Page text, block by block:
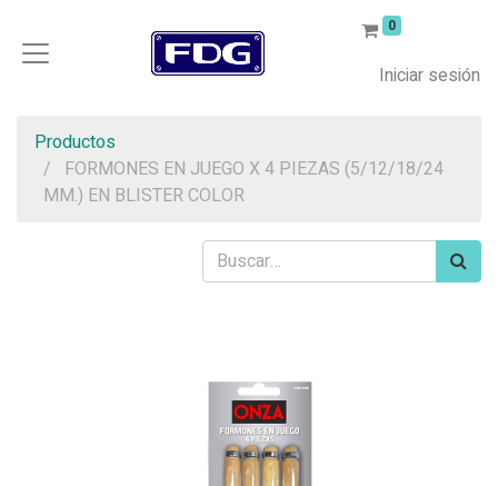
0
Iniciar sesión
Productos
FORMONES EN JUEGO X 4 PIEZAS (5/12/18/24
MM.) EN BLISTER COLOR